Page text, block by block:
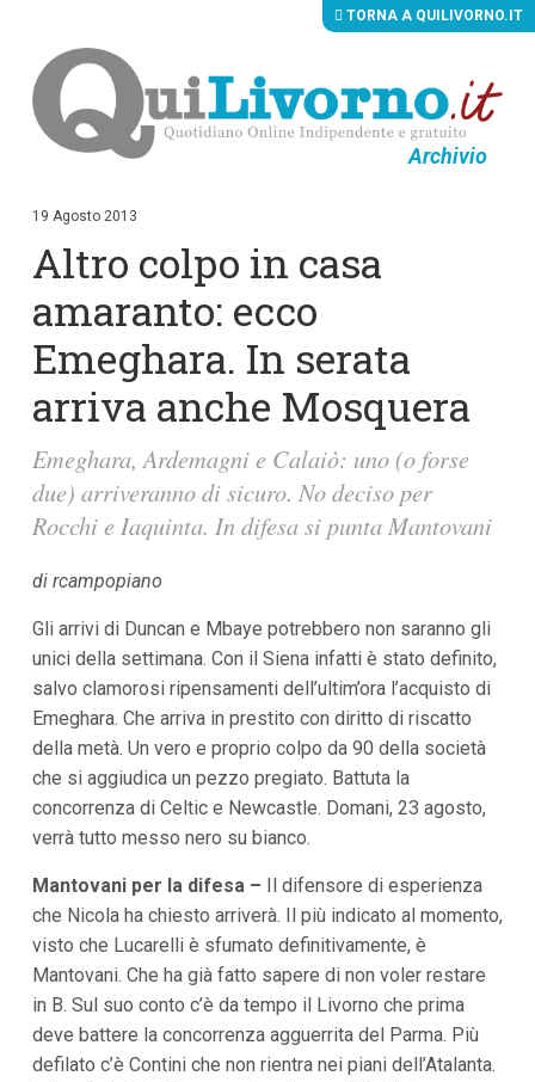
Archivio
i
c
n
t
e
n
t
p
r
i
c
p
i
V
i
a
M
e
ù
P
i
c
i
a
l
V
a
TORNA A QUILIVORNO.IT
19 Agosto 2013
Altro colpo in casa
amaranto: ecco
Emeghara. In serata
arriva anche Mosquera
Emeghara, Ardemagni e Calaiò: uno (o forse
due) arriveranno di sicuro. No deciso per
Rocchi e Iaquinta. In difesa si punta Mantovani
di rcampopiano
Gli arrivi di Duncan e Mbaye potrebbero non saranno gli
unici della settimana. Con il Siena infatti è stato definito,
salvo clamorosi ripensamenti dell’ultim’ora l’acquisto di
Emeghara. Che arriva in prestito con diritto di riscatto
della metà. Un vero e proprio colpo da 90 della società
che si aggiudica un pezzo pregiato. Battuta la
concorrenza di Celtic e Newcastle. Domani, 23 agosto,
verrà tutto messo nero su bianco.
Mantovani per la difesa – Il difensore di esperienza
che Nicola ha chiesto arriverà. Il più indicato al momento,
visto che Lucarelli è sfumato definitivamente, è
Mantovani. Che ha già fatto sapere di non voler restare
in B. Sul suo conto c’è da tempo il Livorno che prima
deve battere la concorrenza agguerrita del Parma. Più
defilato c’è Contini che non rientra nei piani dell’Atalanta.